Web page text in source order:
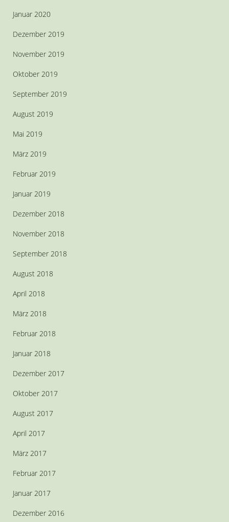
Januar 2020
Dezember 2019
November 2019
Oktober 2019
September 2019
August 2019
Mai 2019
März 2019
Februar 2019
Januar 2019
Dezember 2018
November 2018
September 2018
August 2018
April 2018
März 2018
Februar 2018
Januar 2018
Dezember 2017
Oktober 2017
August 2017
April 2017
März 2017
Februar 2017
Januar 2017
Dezember 2016